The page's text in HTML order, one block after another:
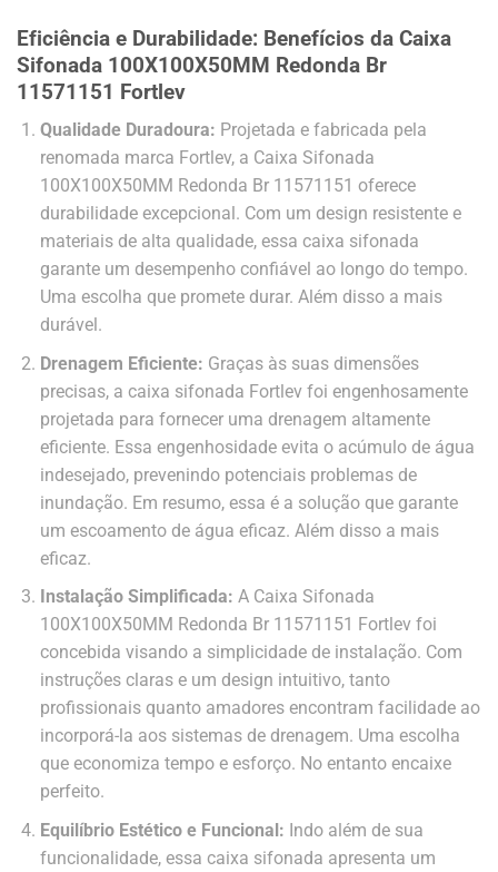
Eficiência e Durabilidade: Benefícios da Caixa
Sifonada 100X100X50MM Redonda Br
11571151 Fortlev
Qualidade Duradoura: Projetada e fabricada pela
renomada marca Fortlev, a Caixa Sifonada
100X100X50MM Redonda Br 11571151 oferece
durabilidade excepcional. Com um design resistente e
materiais de alta qualidade, essa caixa sifonada
garante um desempenho confiável ao longo do tempo.
Uma escolha que promete durar. Além disso a mais
durável.
Drenagem Eficiente: Graças às suas dimensões
precisas, a caixa sifonada Fortlev foi engenhosamente
projetada para fornecer uma drenagem altamente
eficiente. Essa engenhosidade evita o acúmulo de água
indesejado, prevenindo potenciais problemas de
inundação. Em resumo, essa é a solução que garante
um escoamento de água eficaz. Além disso a mais
eficaz.
Instalação Simplificada: A Caixa Sifonada
100X100X50MM Redonda Br 11571151 Fortlev foi
concebida visando a simplicidade de instalação. Com
instruções claras e um design intuitivo, tanto
profissionais quanto amadores encontram facilidade ao
incorporá-la aos sistemas de drenagem. Uma escolha
que economiza tempo e esforço. No entanto encaixe
perfeito.
Equilíbrio Estético e Funcional: Indo além de sua
funcionalidade, essa caixa sifonada apresenta um